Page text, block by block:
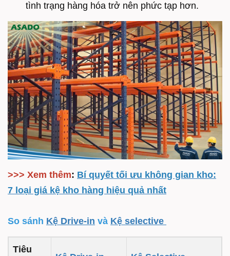
tình trạng hàng hóa trở nên phức tạp hơn.
>>> Xem thêm: Bí quyết tối ưu không gian kho:
7 loại giá kệ kho hàng hiệu quả nhất
So sánh Kệ Drive-in và Kệ selective
Tiêu